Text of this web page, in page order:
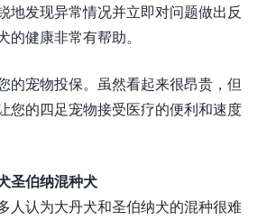
地发现异常情况并立即对问题做出反
健康非常有帮助。
的宠物投保。虽然看起来很昂贵，但
您的四足宠物接受医疗的便利和速度
圣伯纳混种犬
人认为大丹犬和圣伯纳犬的混种很难